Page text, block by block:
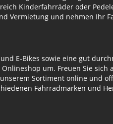
Kinderfahrräder oder
Vermietung und nehmen Ihr
E-Bikes sowie eine gut
um. Freuen Sie
Sortiment online und
Fahrradmarken und